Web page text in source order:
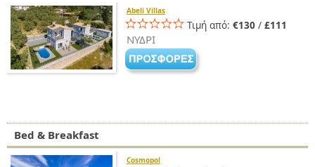
Abeli Villas
Τιμή από: €130 / £111
ΝΥΔΡΙ
Bed & Breakfast
Cosmopol